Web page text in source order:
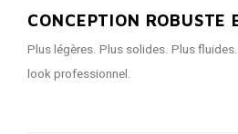
CONCEPTION ROBUSTE
Plus légères. Plus solides. Plus
look professionnel.